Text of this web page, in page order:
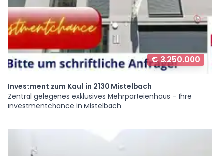
€ 3.250.000
Investment zum Kauf in 2130 Mistelbach
Zentral gelegenes exklusives Mehrparteienhaus – Ihre
Investmentchance in Mistelbach